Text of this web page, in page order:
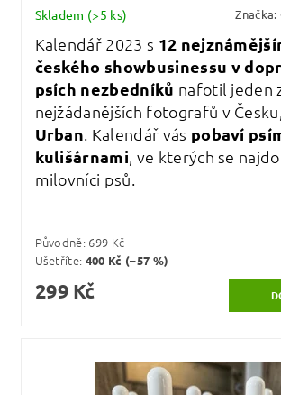
Skladem (>5 ks) Značka:
Kalendář 2023 s 12
českého showbusinessu v
psích nezbedníků nafotil jeden
nejžádanějších fotografů v Česku,
Urban . Kalendář vás pobaví
kulišárnami , ve kterých se
milovníci psů.
Původně: 699 Kč
Ušetříte: 400 Kč (–57 %)
299 Kč